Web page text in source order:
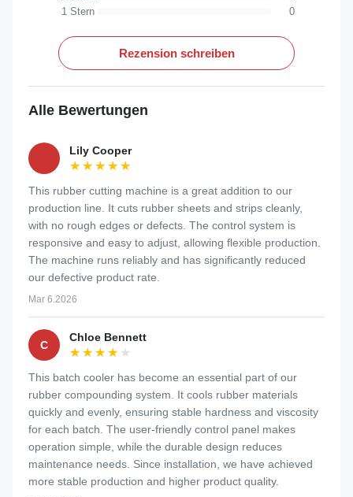
1 Stern
0
Rezension schreiben
Alle Bewertungen
Lily Cooper
★★★★★
★★★★★
This rubber cutting machine is a great addition to our
production line. It cuts rubber sheets and strips cleanly,
with no rough edges or defects. The control system is
responsive and easy to adjust, allowing flexible production.
The machine runs reliably and has significantly reduced
our defective product rate.
Mar 6.2026
C
Chloe Bennett
★★★★★
★★★★★
This batch cooler has become an essential part of our
rubber compounding system. It cools rubber materials
quickly and evenly, ensuring stable hardness and viscosity
for each batch. The user-friendly control panel makes
operation simple, while the durable design reduces
maintenance needs. Since installation, we have achieved
more stable production and higher product quality.